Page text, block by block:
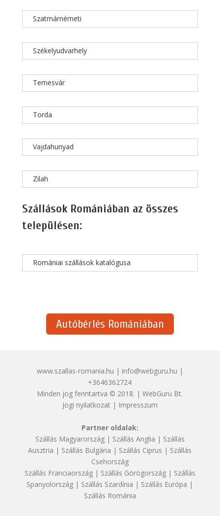
Szatmárnémeti
Székelyudvarhely
Temesvár
Torda
Vajdahunyad
Zilah
Szállások Romániában az összes
településen:
Romániai szállások katalógusa
Autóbérlés Romániában
www.szallas-romania.hu | info@webguru.hu |
+3646362724
Minden jog fenntartva © 2018. | WebGuru Bt.
Jogi nyilatkozat| Impresszum
Partner oldalak:
Szállás Magyarország| Szállás Anglia | Szállás
Ausztria | Szállás Bulgária | Szállás Ciprus | Szállás
Csehország
Szállás Franciaország| Szállás Görögország| Szállás
Spanyolország | Szállás Szardínia | Szállás Európa |
Szállás Románia